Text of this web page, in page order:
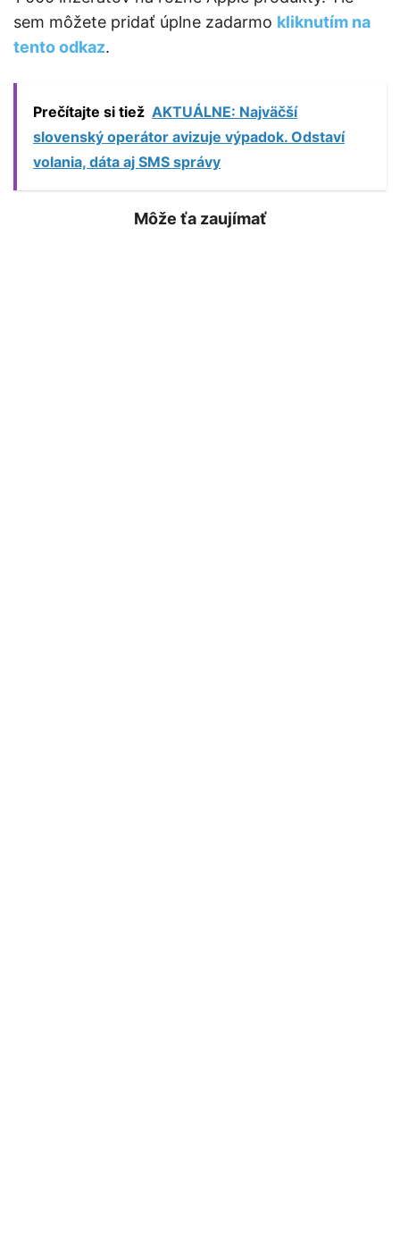
sem môžete pridať úplne zadarmo kliknutím na
tento odkaz.
Prečítajte si tiež AKTUÁLNE: Najväčší
slovenský operátor avizuje výpadok. Odstaví
volania, dáta aj SMS správy
Môže ťa zaujímať